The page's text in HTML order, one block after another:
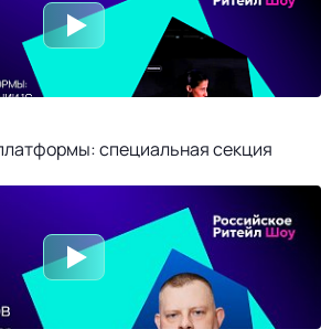
специальная секция